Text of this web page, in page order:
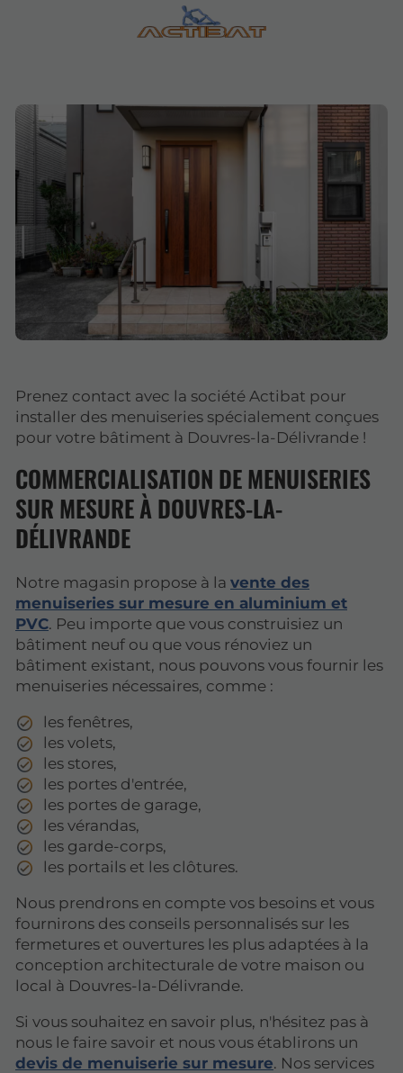
Prenez contact avec la société Actibat pour
installer des menuiseries spécialement conçues
pour votre bâtiment à Douvres-la-Délivrande !
COMMERCIALISATION DE MENUISERIES
SUR MESURE À DOUVRES-LA-
DÉLIVRANDE
Notre magasin propose à la vente des
menuiseries sur mesure en aluminium et
PVC. Peu importe que vous construisiez un
bâtiment neuf ou que vous rénoviez un
bâtiment existant, nous pouvons vous fournir les
menuiseries nécessaires, comme :
les fenêtres,
les volets,
les stores,
les portes d'entrée,
les portes de garage,
les vérandas,
les garde-corps,
les portails et les clôtures.
Nous prendrons en compte vos besoins et vous
fournirons des conseils personnalisés sur les
fermetures et ouvertures les plus adaptées à la
conception architecturale de votre maison ou
local à Douvres-la-Délivrande.
Si vous souhaitez en savoir plus, n'hésitez pas à
nous le faire savoir et nous vous établirons un
devis de menuiserie sur mesure. Nos services